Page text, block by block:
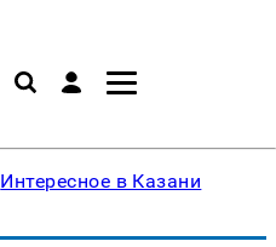
Интересное в Казани